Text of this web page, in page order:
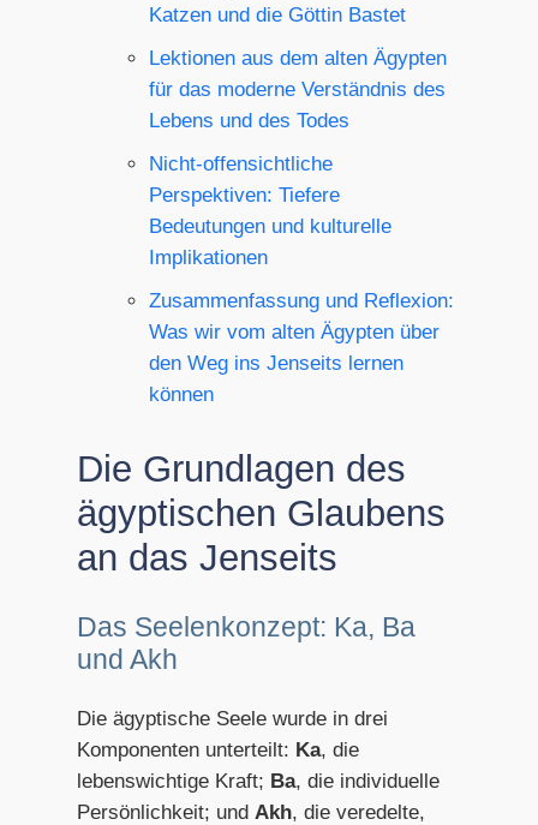
Katzen und die Göttin Bastet
Lektionen aus dem alten Ägypten
für das moderne Verständnis des
Lebens und des Todes
Nicht-offensichtliche
Perspektiven: Tiefere
Bedeutungen und kulturelle
Implikationen
Zusammenfassung und Reflexion:
Was wir vom alten Ägypten über
den Weg ins Jenseits lernen
können
Die Grundlagen des
ägyptischen Glaubens
an das Jenseits
Das Seelenkonzept: Ka, Ba
und Akh
Die ägyptische Seele wurde in drei
Komponenten unterteilt: Ka, die
lebenswichtige Kraft; Ba, die individuelle
Persönlichkeit; und Akh, die veredelte,